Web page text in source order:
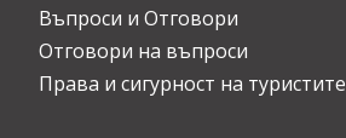
Въпроси и Отговори
Отговори на въпроси
Права и сигурност на туристите